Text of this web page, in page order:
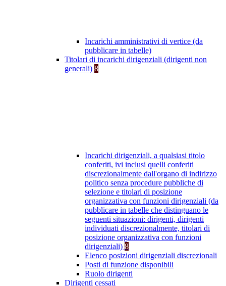
Incarichi amministrativi di vertice (da
pubblicare in tabelle)
Titolari di incarichi dirigenziali (dirigenti non
generali) 8
Incarichi dirigenziali, a qualsiasi titolo
conferiti, ivi inclusi quelli conferiti
discrezionalmente dall'organo di indirizzo
politico senza procedure pubbliche di
selezione e titolari di posizione
organizzativa con funzioni dirigenziali (da
pubblicare in tabelle che distinguano le
seguenti situazioni: dirigenti, dirigenti
individuati discrezionalmente, titolari di
posizione organizzativa con funzioni
dirigenziali) 8
Elenco posizioni dirigenziali discrezionali
Posti di funzione disponibili
Ruolo dirigenti
Dirigenti cessati